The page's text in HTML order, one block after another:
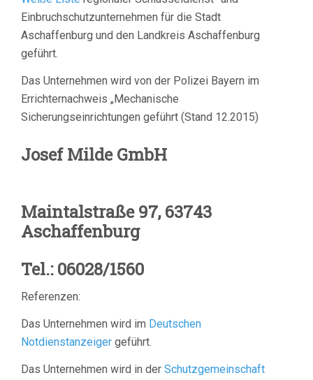
Einbruchschutzunternehmen für die Stadt
Aschaffenburg und den Landkreis Aschaffenburg
geführt.
Das Unternehmen wird von der Polizei Bayern im
Errichternachweis „Mechanische
Sicherungseinrichtungen geführt (Stand 12.2015)
Josef Milde GmbH
Maintalstraße 97, 63743
Aschaffenburg
Tel.: 06028/1560
Referenzen:
Das Unternehmen wird im Deutschen
Notdienstanzeiger geführt.
Das Unternehmen wird in der Schutzgemeinschaft